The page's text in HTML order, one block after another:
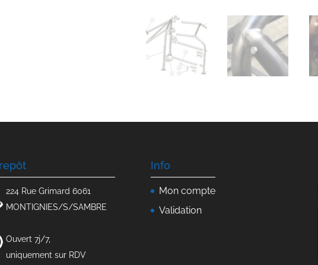
224 Rue Grimard 6061
MONTIGNIES/S/SAMBRE
Ouvert 7j/7,
uniquement sur RDV
Info
Mon compte
Validation